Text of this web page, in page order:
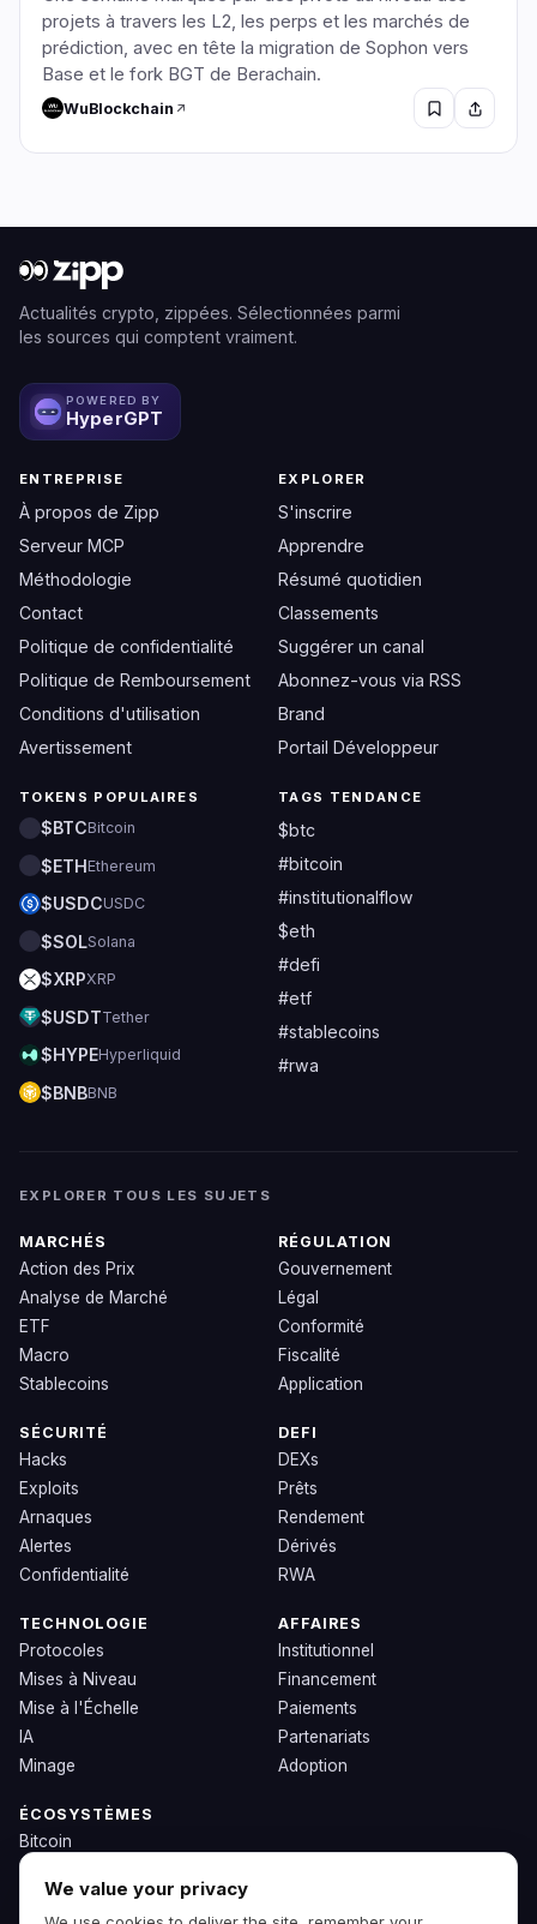
projets à travers les L2, les perps et les marchés de
prédiction, avec en tête la migration de Sophon vers
Base et le fork BGT de Berachain.
WuBlockchain
Actualités crypto, zippées. Sélectionnées parmi
les sources qui comptent vraiment.
POWERED BY
HyperGPT
ENTREPRISE
À propos de Zipp
Serveur MCP
Méthodologie
Contact
Politique de confidentialité
Politique de Remboursement
Conditions d'utilisation
Avertissement
EXPLORER
S'inscrire
Apprendre
Résumé quotidien
Classements
Suggérer un canal
Abonnez-vous via RSS
Brand
Portail Développeur
TOKENS POPULAIRES
$BTCBitcoin
$ETHEthereum
$USDCUSDC
$SOLSolana
$XRPXRP
$USDTTether
$HYPEHyperliquid
$BNBBNB
TAGS TENDANCE
$btc
#bitcoin
#institutionalflow
$eth
#defi
#etf
#stablecoins
#rwa
EXPLORER TOUS LES SUJETS
MARCHÉS
Action des Prix
Analyse de Marché
ETF
Macro
Stablecoins
RÉGULATION
Gouvernement
Légal
Conformité
Fiscalité
Application
SÉCURITÉ
Hacks
Exploits
Arnaques
Alertes
Confidentialité
DEFI
DEXs
Prêts
Rendement
Dérivés
RWA
TECHNOLOGIE
Protocoles
Mises à Niveau
Mise à l'Échelle
IA
Minage
AFFAIRES
Institutionnel
Financement
Paiements
Partenariats
Adoption
ÉCOSYSTÈMES
Bitcoin
Ethereum
Solana
We value your privacy